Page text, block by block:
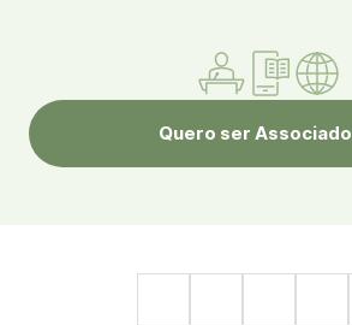
Quero ser Associado